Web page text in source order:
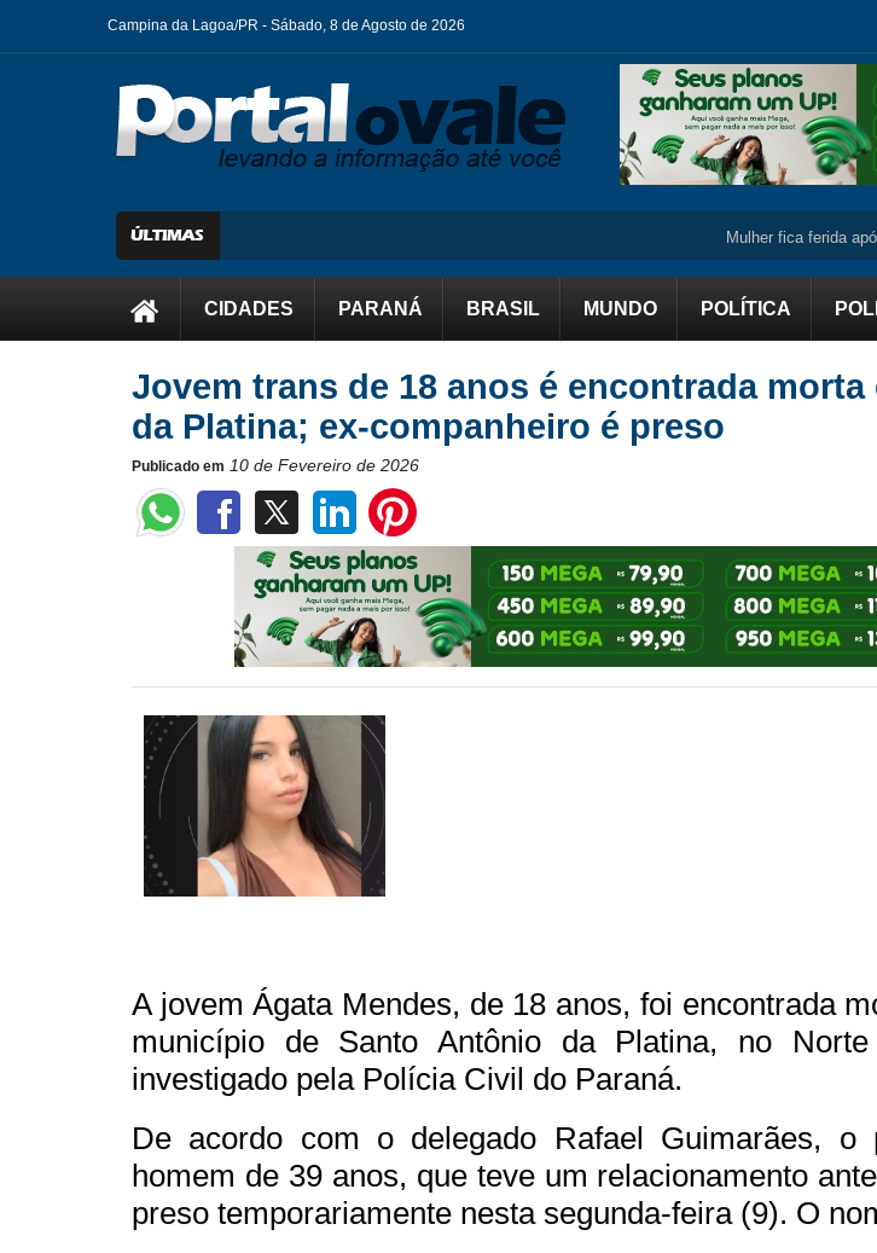
Campina da Lagoa/PR - Sábado, 8 de Agosto de 2026
Mulher fica ferida após
CIDADES PARANÁ BRASIL MUNDO POLÍTICA
Jovem trans de 18 anos é encontrada
da Platina; ex-companheiro é preso
Publicado em 10 de Fevereiro de 2026
A jovem Ágata Mendes, de 18 anos, foi encontrada
município de Santo Antônio da Platina, no
investigado pela Polícia Civil do Paraná.
De acordo com o delegado Rafael Guimarães, o
homem de 39 anos, que teve um relacionamento
preso temporariamente nesta segunda-feira (9). O